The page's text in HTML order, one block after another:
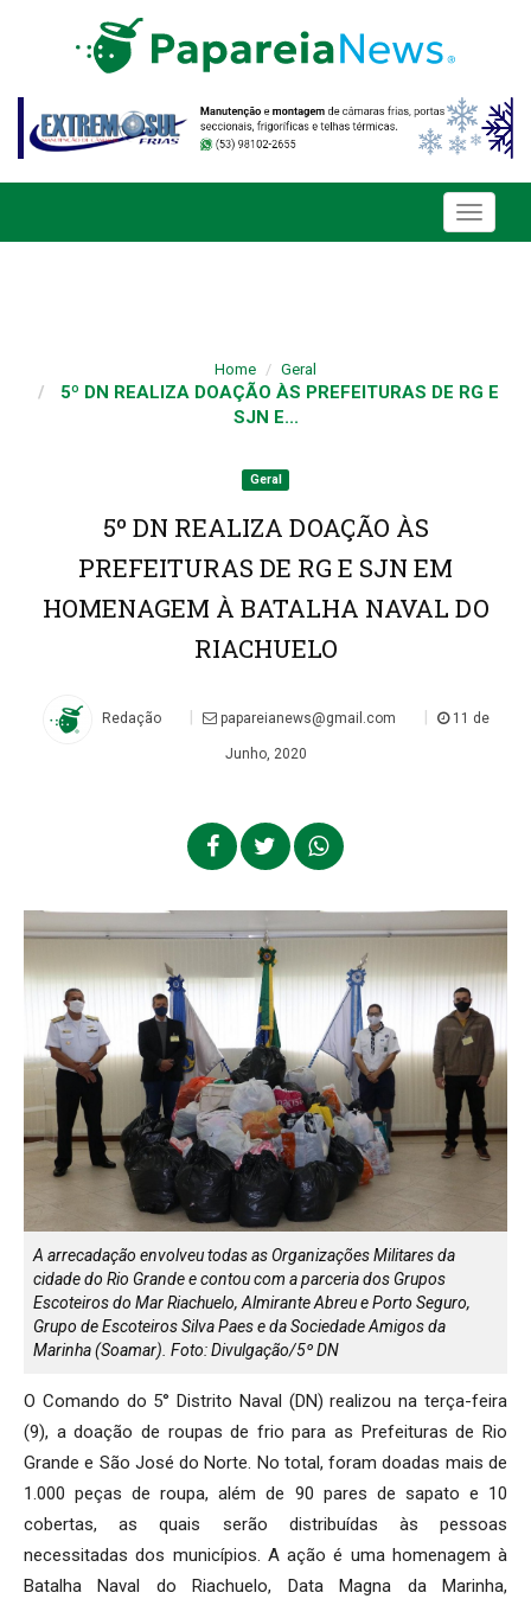
Toggle
Home Geral
5º DN REALIZA DOAÇÃO ÀS PREFEITURAS DE RG E
SJN E...
Geral
5º DN REALIZA DOAÇÃO ÀS
PREFEITURAS DE RG E SJN EM
HOMENAGEM À BATALHA NAVAL DO
RIACHUELO
Redação | papareianews@gmail.com | 11 de
Junho, 2020
A arrecadação envolveu todas as Organizações Militares da
cidade do Rio Grande e contou com a parceria dos Grupos
Escoteiros do Mar Riachuelo, Almirante Abreu e Porto Seguro,
Grupo de Escoteiros Silva Paes e da Sociedade Amigos da
Marinha (Soamar). Foto: Divulgação/5º DN
O Comando do 5° Distrito Naval (DN) realizou na terça-feira
(9), a doação de roupas de frio para as Prefeituras de Rio
Grande e São José do Norte. No total, foram doadas mais de
1.000 peças de roupa, além de 90 pares de sapato e 10
cobertas, as quais serão distribuídas às pessoas
necessitadas dos municípios. A ação é uma homenagem à
Batalha Naval do Riachuelo, Data Magna da Marinha,